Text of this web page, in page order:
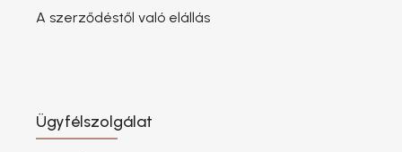
A szerződéstől való elállás
Ügyfélszolgálat